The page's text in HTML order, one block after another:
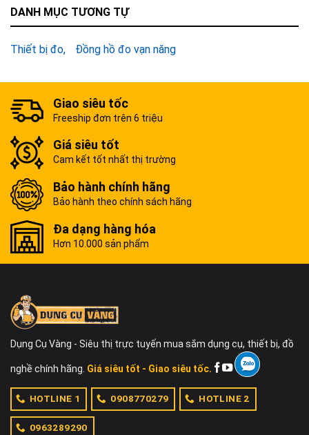
DANH MỤC TƯƠNG TỰ
Thiết bị đo Đồng hồ đo vạn năng
Giao siêu tốc
Freeship đơn trên 6 triệu
Giá siêu tốt
Cam kết tốt nhất thị trường
Bảo hành chính hãng
Bảo hành theo chính sách hãng
Đa dạng hàng hóa
Hơn 10.000 sản phẩm
Dụng Cụ Vàng - Siêu thị trực tuyến mua sắm dụng cụ, thiết bị, đồ
nghề chính hãng. Giá siêu tốt - Giao siêu tốc.
HOTLINE 1 0908770279 HOTLINE 2
0963289290